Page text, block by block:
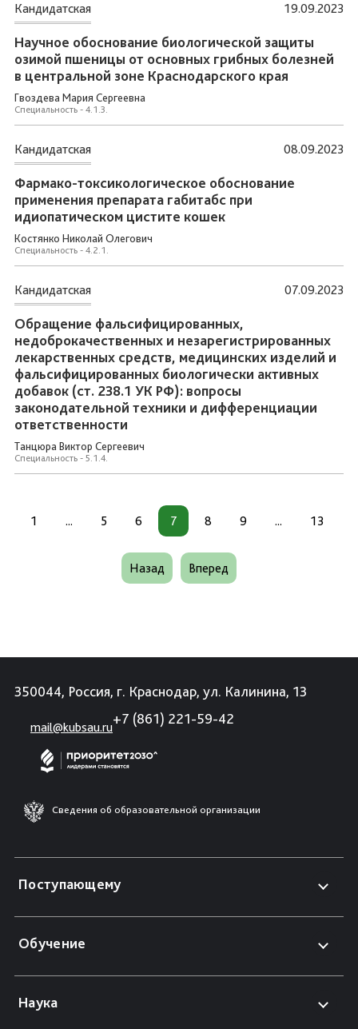
Кандидатская
Научное обоснование биологической защиты
озимой пшеницы от основных грибных болезней
в центральной зоне Краснодарского края
Гвоздева Мария Сергеевна
Специальность - 4.1.3.
19.09.2023
Кандидатская
Фармако-токсикологическое обоснование
применения препарата габитабс при
идиопатическом цистите кошек
Костянко Николай Олегович
Специальность - 4.2.1.
08.09.2023
Кандидатская
Обращение фальсифицированных,
недоброкачественных и незарегистрированных
лекарственных средств, медицинских изделий и
фальсифицированных биологически активных
добавок (ст. 238.1 УК РФ): вопросы
законодательной техники и дифференциации
ответственности
Танцюра Виктор Сергеевич
Специальность - 5.1.4.
07.09.2023
1 ... 5 6 7 8 9 ... 13
Назад Вперед
350044, Россия, г. Краснодар, ул. Калинина, 13
mail@kubsau.ru
+7 (861) 221-59-42
Сведения об образовательной организации
Поступающему
Обучение
Наука